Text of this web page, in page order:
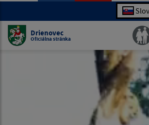
Drienovec
Oficiálna stránka